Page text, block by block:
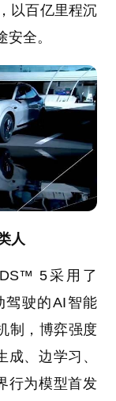
以百亿里程沉
全。
人
5采用了
驾驶的AI智能
制，博弈强度
、边学习、
行为模型首发